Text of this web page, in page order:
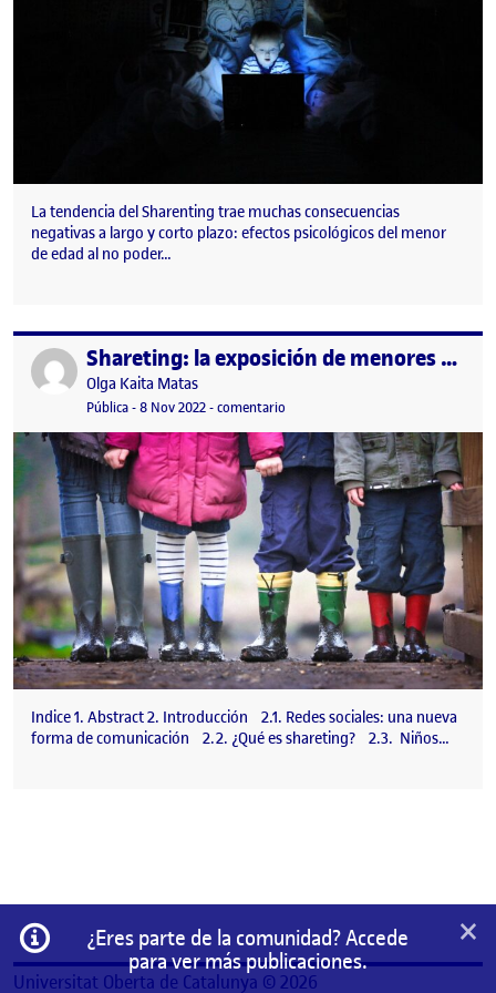
La tendencia del Sharenting trae muchas consecuencias
negativas a largo y corto plazo: efectos psicológicos del menor
de edad al no poder…
Publicado por Shareting: la exposición de menores en Redes Sociales
Publicado por
Olga Kaita Matas
Visibilidad:
Pública-Fecha de publicación
8 Nov 20229 noviembre, 2022 6:50 pm
-comentario
Indice 1. Abstract 2. Introducción 2.1. Redes sociales: una nueva
forma de comunicación 2.2. ¿Qué es shareting? 2.3. Niños…
Información
¿Eres parte de la comunidad? Accede
para ver más publicaciones.
×
Universitat Oberta de Catalunya © 2026